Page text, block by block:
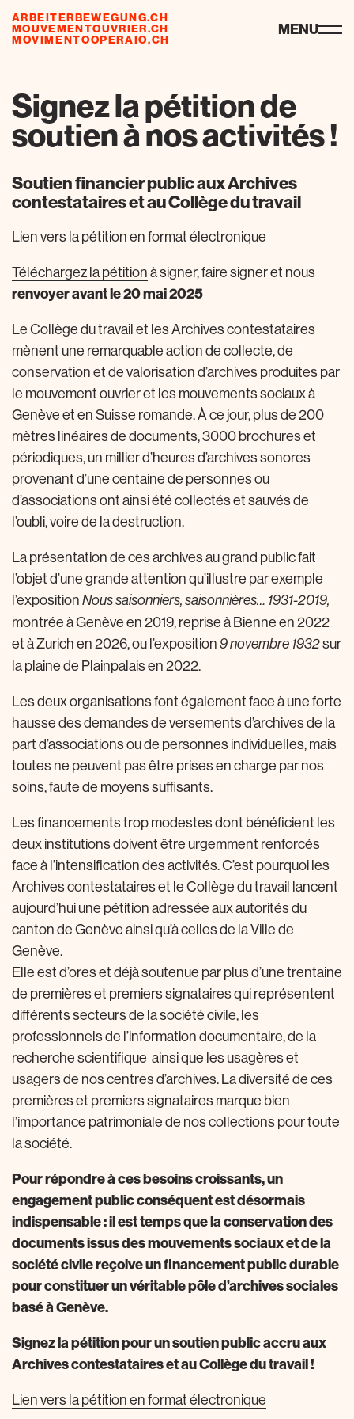
ARBEITERBEWEGUNG.CH
MOUVEMENTOUVRIER.CH
MOVIMENTOOPERAIO.CH
ressourcen MENU
Signez la pétition de
soutien à nos activités !
Soutien financier public aux Archives
contestataires et au Collège du travail
Lien vers la pétition en format électronique
Téléchargez la pétitionà signer, faire signer et nous
renvoyer avant le 20 mai 2025
Le Collège du travail et les Archives contestataires
mènent une remarquable action de collecte, de
conservation et de valorisation d’archives produites par
le mouvement ouvrier et les mouvements sociaux à
Genève et en Suisse romande. À ce jour, plus de 200
mètres linéaires de documents, 3000 brochures et
périodiques, un millier d’heures d’archives sonores
provenant d’une centaine de personnes ou
d’associations ont ainsi été collectés et sauvés de
l’oubli, voire de la destruction.
La présentation de ces archives au grand public fait
l’objet d’une grande attention qu’illustre par exemple
l’exposition Nous saisonniers, saisonnières… 1931-2019,
montrée à Genève en 2019, reprise à Bienne en 2022
et à Zurich en 2026, ou l’exposition 9 novembre 1932sur
la plaine de Plainpalais en 2022.
Les deux organisations font également face à une forte
hausse des demandes de versements d’archives de la
part d’associations ou de personnes individuelles, mais
toutes ne peuvent pas être prises en charge par nos
soins, faute de moyens suffisants.
Les financements trop modestes dont bénéficient les
deux institutions doivent être urgemment renforcés
face à l’intensification des activités. C’est pourquoi les
Archives contestataires et le Collège du travail lancent
aujourd’hui une pétition adressée aux autorités du
canton de Genève ainsi qu’à celles de la Ville de
Genève.
Elle est d’ores et déjà soutenue par plus d’une trentaine
de premières et premiers signataires qui représentent
différents secteurs de la société civile, les
professionnels de l’information documentaire, de la
recherche scientifique ainsi que les usagères et
usagers de nos centres d’archives. La diversité de ces
premières et premiers signataires marque bien
l’importance patrimoniale de nos collections pour toute
la société.
Pour répondre à ces besoins croissants, un
engagement public conséquent est désormais
indispensable : il est temps que la conservation des
documents issus des mouvements sociaux et de la
société civile reçoive un financement public durable
pour constituer un véritable pôle d’archives sociales
basé à Genève.
Signez la pétition pour un soutien public accru aux
Archives contestataires et au Collège du travail !
Lien vers la pétition en format électronique